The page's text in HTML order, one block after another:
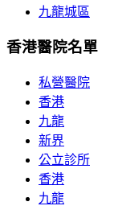
九龍城區
香港醫院名單
私營醫院
香港
九龍
新界
公立診所
香港
九龍